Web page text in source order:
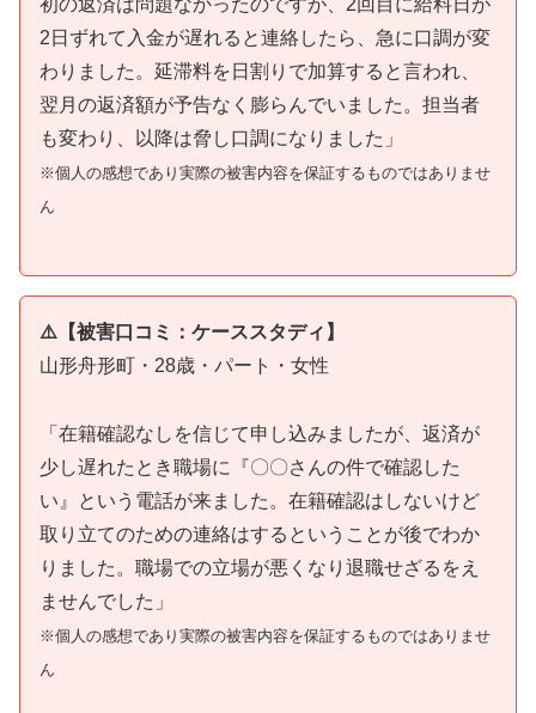
2日ずれて入金が遅れると連絡したら、急に口調が変
わりました。延滞料を日割りで加算すると言われ、
翌月の返済額が予告なく膨らんでいました。担当者
も変わり、以降は脅し口調になりました」
※個人の感想であり実際の被害内容を保証するものではありませ
ん
⚠️【被害口コミ：ケーススタディ】
山形舟形町・28歳・パート・女性
「在籍確認なしを信じて申し込みましたが、返済が
少し遅れたとき職場に『〇〇さんの件で確認した
い』という電話が来ました。在籍確認はしないけど
取り立てのための連絡はするということが後でわか
りました。職場での立場が悪くなり退職せざるをえ
ませんでした」
※個人の感想であり実際の被害内容を保証するものではありませ
ん